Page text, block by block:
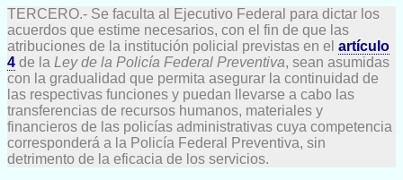
TERCERO.- Se faculta al Ejecutivo Federal para dictar los
acuerdos que estime necesarios, con el fin de que las
atribuciones de la institución policial previstas en el artículo
4 de la Ley de la Policía Federal Preventiva, sean asumidas
con la gradualidad que permita asegurar la continuidad de
las respectivas funciones y puedan llevarse a cabo las
transferencias de recursos humanos, materiales y
financieros de las policías administrativas cuya competencia
corresponderá a la Policía Federal Preventiva, sin
detrimento de la eficacia de los servicios.